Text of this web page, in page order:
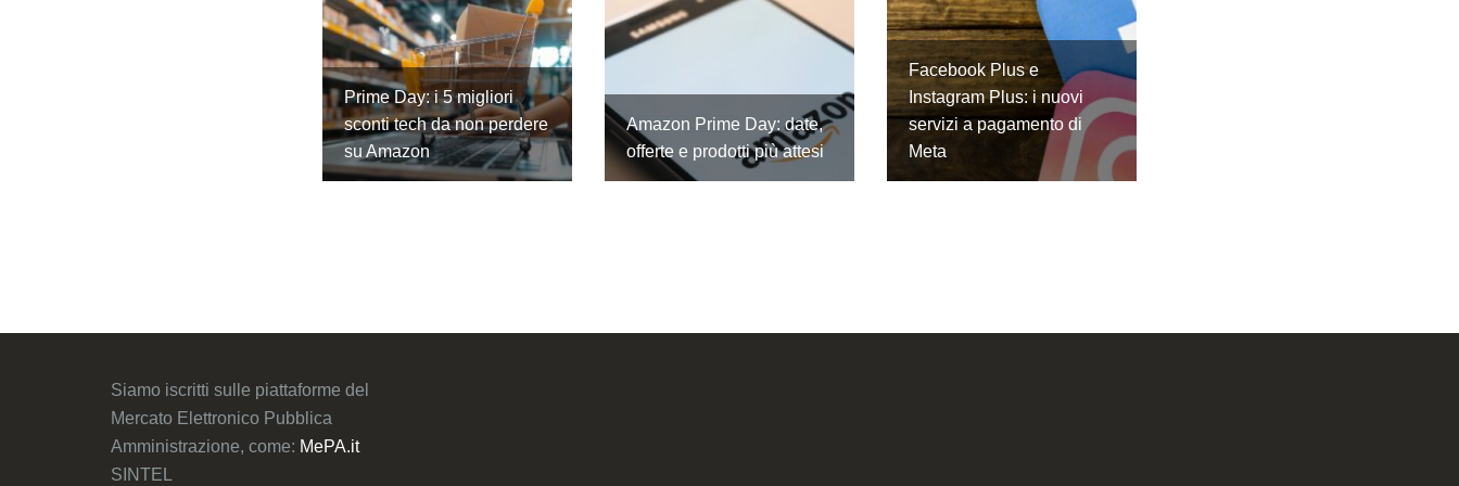
Prime Day: i 5 migliori
sconti tech da non perdere
su Amazon
Amazon Prime Day: date,
offerte e prodotti più attesi
Facebook Plus e
Instagram Plus: i nuovi
servizi a pagamento di
Meta
Siamo iscritti sulle piattaforme del
Mercato Elettronico Pubblica
Amministrazione, come: MePA.it
SINTEL